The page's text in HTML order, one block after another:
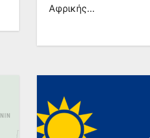
Αφρικής…